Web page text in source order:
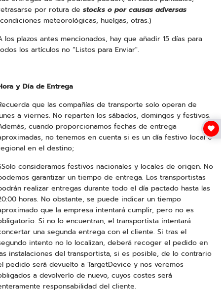
por rotura de stocks o por causas adversas
meteorológicas, huelgas, otras.)
los plazos antes mencionados, hay que añadir 15 días para
los artículos no “Listos para Enviar".
y Día de Entrega
que las compañías de transporte solo operan de
a viernes. No reparten los sábados, domingos y festivos.
cuando proporcionamos fechas de entrega
no tenemos en cuenta si es un día festivo local o
en el destino;
consideramos festivos nacionales y locales de origen. No
garantizar un tiempo de entrega. Los transportistas
realizar entregas durante todo el día pactado hasta las
horas. No obstante, se puede indicar un tiempo
que la empresa intentará cumplir, pero no es
Si no lo encuentran, el transportista intentará
una segunda entrega con el cliente. Si tras el
intento no lo localizan, deberá recoger el pedido en
instalaciones del transportista, si es posible, de lo contrario
pedido será devuelto a TargetDevice y nos veremos
a devolverlo de nuevo, cuyos costes será
responsabilidad del cliente.